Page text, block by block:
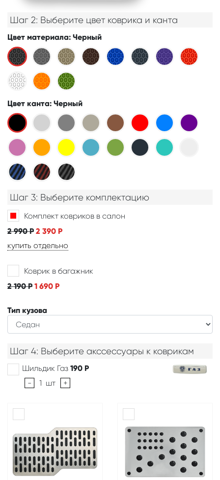
Шаг 2: Выберите цвет коврика и канта
Цвет материала: Черный
Цвет канта: Черный
Шаг 3: Выберите комплектацию
Комплект ковриков в салон
2 990Р 2 390 Р
купить отдельно
Коврик в багажник
2 190Р 1 690 Р
Тип кузова
Шаг 4: Выберите акссессуары к коврикам
Шильдик Газ 190 Р
-
1 шт +